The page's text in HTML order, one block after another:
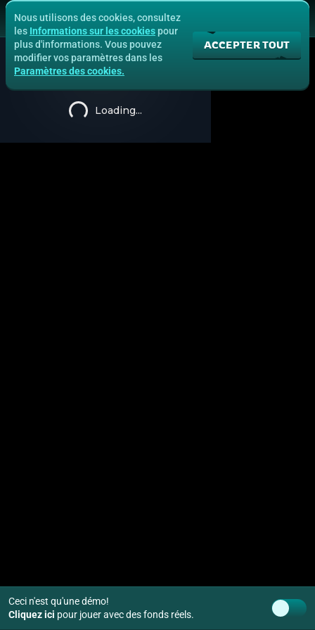
Ceci n'est qu'une démo!
Cliquez ici pour jouer avec des fonds réels.
Nous utilisons des cookies, consultez
les Informations sur les cookies pour
plus d'informations. Vous pouvez
modifier vos paramètres dans les
Paramètres des cookies.
ACCEPTER TOUT